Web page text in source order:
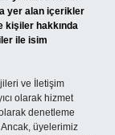
yer alan içerikler
kişiler hakkında
ile isim
ve İletişim
olarak hizmet
denetleme
üyelerimiz